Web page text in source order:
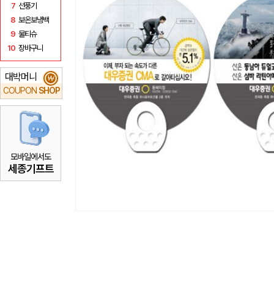
7 선풍기
8 보온보냉백
9 물티슈
10 장바구니
대박머니
COUPON SHOP
₩
모바일에서도
세종기프트